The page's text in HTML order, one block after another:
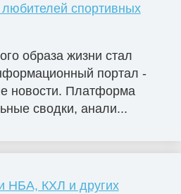
спортивных
образа жизни стал
портал -
новости. Платформа
сводки, анали...
НБА, КХЛ и других